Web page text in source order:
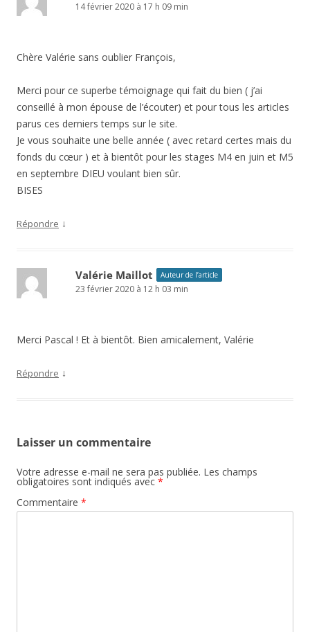
14 février 2020 à 17 h 09 min
Chère Valérie sans oublier François,
Merci pour ce superbe témoignage qui fait du bien ( j’ai
conseillé à mon épouse de l’écouter) et pour tous les articles
parus ces derniers temps sur le site.
Je vous souhaite une belle année ( avec retard certes mais du
fonds du cœur ) et à bientôt pour les stages M4 en juin et M5
en septembre DIEU voulant bien sûr.
BISES
Répondre ↓
Valérie Maillot Auteur de l’article
23 février 2020 à 12 h 03 min
Merci Pascal ! Et à bientôt. Bien amicalement, Valérie
Répondre ↓
Laisser un commentaire
Votre adresse e-mail ne sera pas publiée. Les champs
obligatoires sont indiqués avec *
Commentaire *